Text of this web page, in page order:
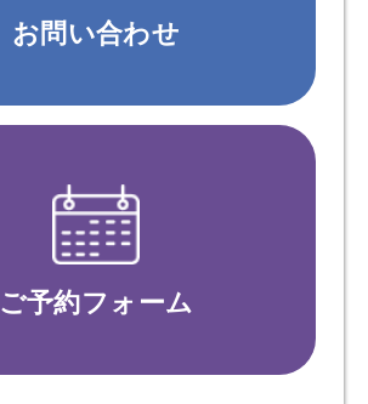
お問い合わせ
ご予約フォーム